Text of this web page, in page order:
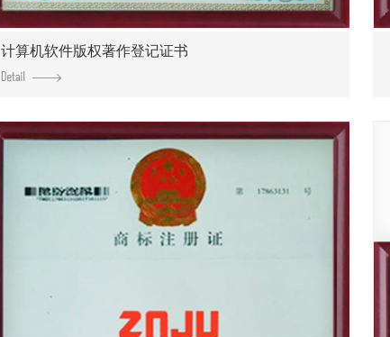
计算机软件版权著作登记证书